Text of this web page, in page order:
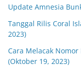
Update Amnesia
Tanggal Rilis Coral
2023)
Cara Melacak
(Oktober 19, 2023)